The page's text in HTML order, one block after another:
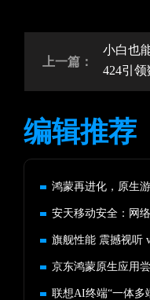
上一篇：
小白也
424引
编辑推荐
鸿蒙再进化，原生
安天移动安全：网
旗舰性能 震撼视听
联想AI终端“一体多